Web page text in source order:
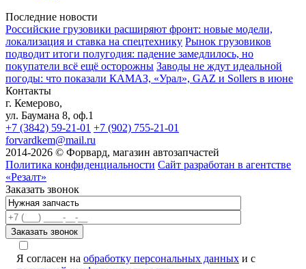
Последние новости
Российские грузовики расширяют фронт: новые модели,
локализация и ставка на спецтехнику Рынок грузовиков
подводит итоги полугодия: падение замедлилось, но
покупатели всё ещё осторожны Заводы не ждут идеальной
погоды: что показали КАМАЗ, «Урал», GAZ и Sollers в июне
Контакты
г. Кемерово,
ул. Баумана 8, оф.1
+7 (3842) 59-21-01 +7 (902) 755-21-01
forvardkem@mail.ru
2014-2026 © Форвард, магазин автозапчастей
Политика конфиденциальности Сайт разработан в агентстве
«Резалт»
Заказать звонок
Я согласен на обработку персональных данных и с